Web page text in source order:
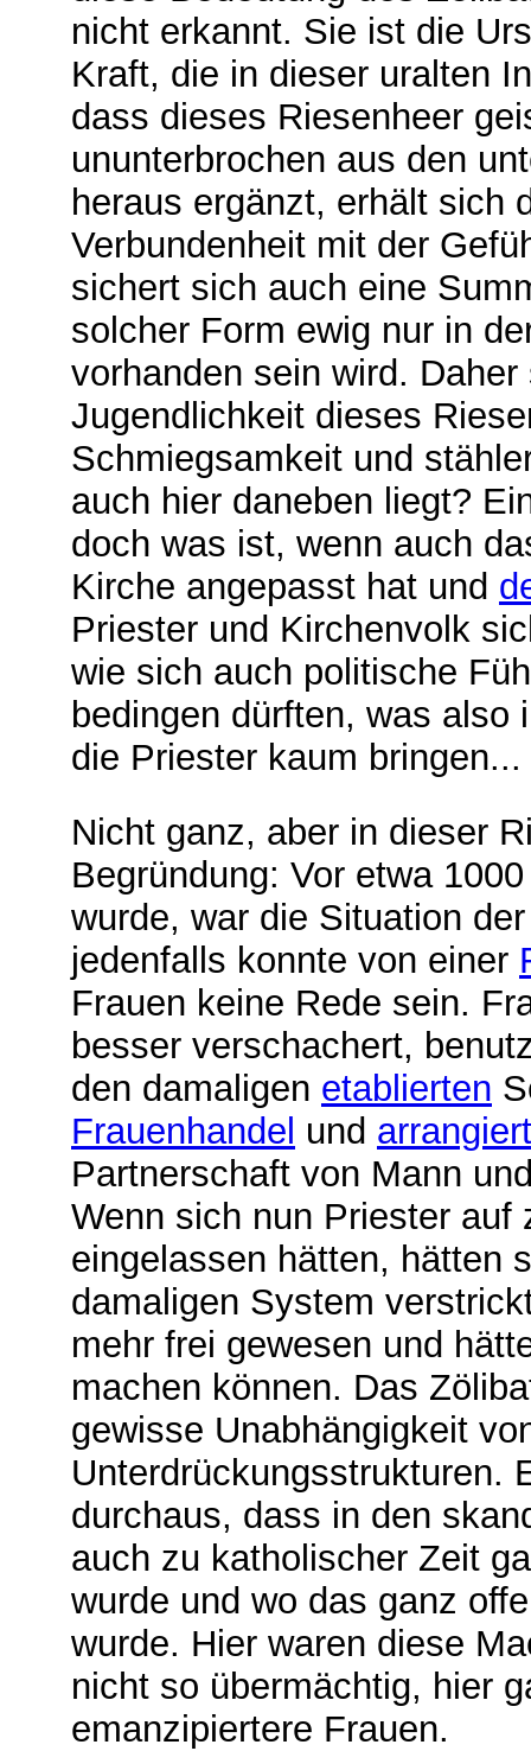
nicht erkannt. Sie ist die
Kraft, die in dieser uralten
dass dieses Riesenheer
ununterbrochen aus den
heraus ergänzt, erhält sich
Verbundenheit mit der
sichert sich auch eine
solcher Form ewig nur in
vorhanden sein wird.
Jugendlichkeit dieses
Schmiegsamkeit und
auch hier daneben liegt?
doch was ist, wenn auch
Kirche angepasst hat und
Priester und Kirchenvolk
wie sich auch politische
bedingen dürften, was
die Priester kaum bringen...
Nicht ganz, aber in dieser
Begründung: Vor etwa
wurde, war die Situation
jedenfalls konnte von einer
Frauen keine Rede sein.
besser verschachert,
den damaligen etablierten
Frauenhandel und
Partnerschaft von Mann
Wenn sich nun Priester auf
eingelassen hätten, hätten
damaligen System
mehr frei gewesen und
machen können. Das
gewisse Unabhängigkeit
Unterdrückungsstrukturen.
durchaus, dass in den
auch zu katholischer Zeit
wurde und wo das ganz
wurde. Hier waren diese
nicht so übermächtig, hier
emanzipiertere Frauen.